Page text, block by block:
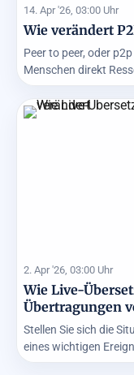
14. Apr '26, 03:00 Uhr
Wie verändert
Peer to peer, oder
Menschen direkt
2. Apr '26, 03:00 Uhr
Wie Live-
Übertragungen
Stellen Sie sich die
eines wichtigen